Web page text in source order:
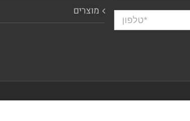
מוצרים